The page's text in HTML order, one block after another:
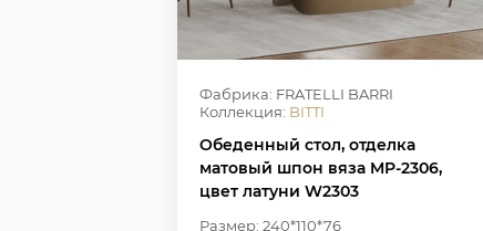
Фабрика: FRATELLI BARRI
Коллекция: BITTI
Обеденный стол, отделка
матовый шпон вяза MP-2306,
цвет латуни W2303
Размер: 240*110*76